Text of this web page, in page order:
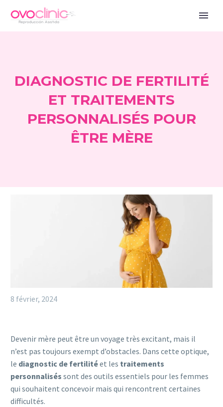
DIAGNOSTIC DE FERTILITÉ
ET TRAITEMENTS
PERSONNALISÉS POUR
ÊTRE MÈRE
8 février, 2024
Devenir mère peut être un voyage très excitant, mais il
n’est pas toujours exempt d’obstacles. Dans cette optique,
le diagnostic de fertilitéet les traitements
personnalisés sont des outils essentiels pour les femmes
qui souhaitent concevoir mais qui rencontrent certaines
difficultés.